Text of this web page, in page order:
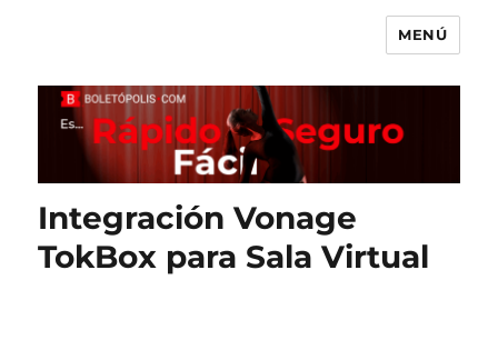
MENÚ
Integración Vonage
TokBox para Sala Virtual